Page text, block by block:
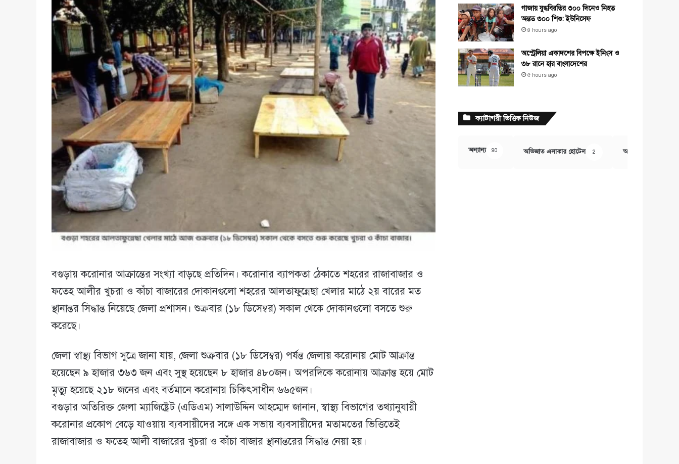
বগুড়ায় করোনার আক্রান্তের সংখ্যা বাড়ছে প্রতিদিন। করোনার ব্যাপকতা ঠেকাতে শহরের রাজাবাজার ও
ফতেহ আলীর খুচরা ও কাঁচা বাজারের দোকানগুলো শহরের আলতাফুন্নেছা খেলার মাঠে ২য় বারের মত
স্থানান্তর সিদ্ধান্ত নিয়েছে জেলা প্রশাসন। শুক্রবার (১৮ ডিসেম্বর) সকাল থেকে দোকানগুলো বসতে শুরু
করেছে।
জেলা স্বাস্থ্য বিভাগ সুত্রে জানা যায়, জেলা শুক্রবার (১৮ ডিসেম্বর) পর্যন্ত জেলায় করোনায় মোট আক্রান্ত
হয়েছেন ৯ হাজার ৩৬৩ জন এবং সুস্থ হয়েছেন ৮ হাজার ৪৮০জন। অপরদিকে করোনায় আক্রান্ত হয়ে মোট
মৃত্যু হয়েছে ২১৮ জনের এবং বর্তমানে করোনায় চিকিৎসাধীন ৬৬৫জন।
বগুড়ার অতিরিক্ত জেলা ম্যাজিষ্ট্রেট (এডিএম) সালাউদ্দিন আহম্মেদ জানান, স্বাস্থ্য বিভাগের তথ্যানুযায়ী
করোনার প্রকোপ বেড়ে যাওয়ায় ব্যবসায়ীদের সঙ্গে এক সভায় ব্যবসায়ীদের মতামতের ভিত্তিতেই
রাজাবাজার ও ফতেহ আলী বাজারের খুচরা ও কাঁচা বাজার স্থানান্তরের সিদ্ধান্ত নেয়া হয়।
গাজায় যুদ্ধবিরতির ৩০০ দিনেও নিহত
অন্তত ৩০০ শিশু: ইউনিসেফ
৪ hours ago
অস্ট্রেলিয়া একাদশের বিপক্ষে ইনিংস ও
৩৮ রানে হার বাংলাদেশের
৫ hours ago
ক্যাটাগরী ভিত্তিক নিউজ
অন্যান্য 90 অভিজাত এলাকার হোটেল 2 অর্থ ও বানিজ্য